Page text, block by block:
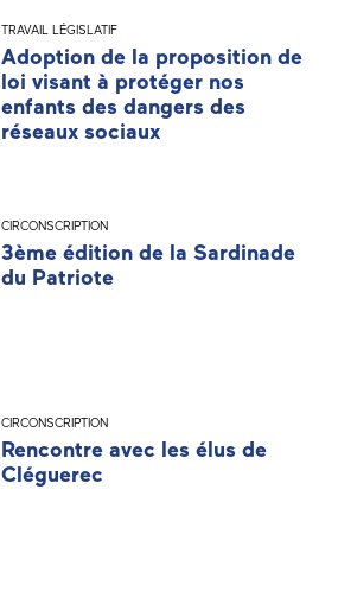
TRAVAIL LÉGISLATIF
Adoption de la proposition de
loi visant à protéger nos
enfants des dangers des
réseaux sociaux
CIRCONSCRIPTION
3ème édition de la Sardinade
du Patriote
CIRCONSCRIPTION
Rencontre avec les élus de
Cléguerec